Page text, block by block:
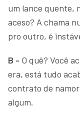
um lance quente,
aceso? A chama
pro outro, é
B - O quê? Você
era, está tudo
contrato de
algum.